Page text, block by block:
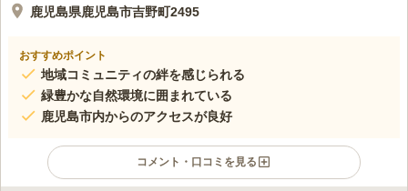
鹿児島県鹿児島市吉野町2495
おすすめポイント
地域コミュニティの絆を感じられる
緑豊かな自然環境に囲まれている
鹿児島市内からのアクセスが良好
コメント・口コミを見る